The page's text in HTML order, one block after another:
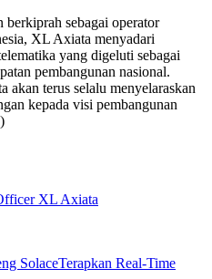
sebagai operator
XL Axiata menyadari
yang digeluti sebagai
pembangunan nasional.
terus selalu menyelaraskan
kepada visi pembangunan
XL Axiata
SolaceTerapkan Real-Time